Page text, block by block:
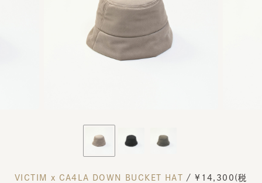
VICTIM x CA4LA DOWN BUCKET HAT
/ ¥14,300(税